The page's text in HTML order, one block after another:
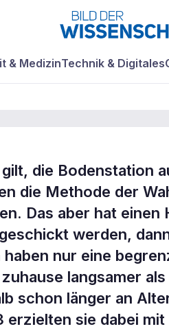
& MedizinTechnik & Digitales
zum
die Bodenstation
die Methode der
Das aber hat einen
werden,
nur eine
langsamer
schon länger an
erzielten sie dabei mit